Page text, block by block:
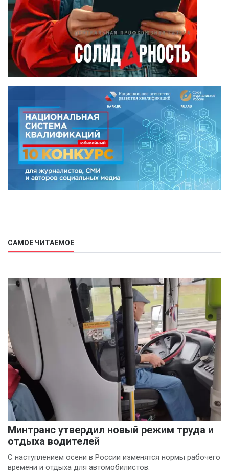
САМОЕ ЧИТАЕМОЕ
Минтранс утвердил новый режим труда и
отдыха водителей
С наступлением осени в России изменятся нормы рабочего
времени и отдыха для автомобилистов.